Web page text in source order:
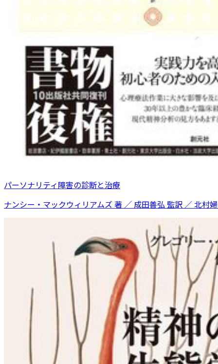
パーソナリティ障害の診断と治療
ナンシー・マックウィリアムズ 著 ／ 成田善弘 監訳 ／ 北村